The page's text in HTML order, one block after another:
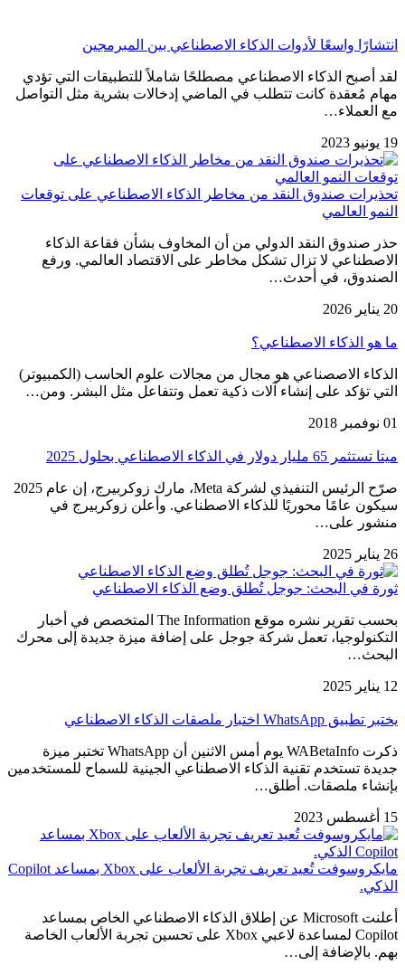
انتشارًا واسعًا ﻷدوات الذكاء الاصطناعي بين المبرمجين
لقد أصبح الذكاء الاصطناعي مصطلحًا شاملاً للتطبيقات التي تؤدي
مهام مُعقدة كانت تتطلب في الماضي إدخالات بشرية مثل التواصل
مع العملاء…
19 يونيو 2023
تحذيرات صندوق النقد من مخاطر الذكاء الاصطناعي على توقعات
النمو العالمي
حذر صندوق النقد الدولي من أن المخاوف بشأن فقاعة الذكاء
الاصطناعي لا تزال تشكل مخاطر على الاقتصاد العالمي. ورفع
الصندوق، في أحدث…
20 يناير 2026
ما هو الذكاء الاصطناعي؟
الذكاء الاصصناعي هو مجال من مجالات علوم الحاسب (الكمبيوتر)
التي تؤكد على إنشاء آلات ذكية تعمل وتتفاعل مثل البشر. ومن…
01 نوفمبر 2018
ميتا تستثمر 65 مليار دولار في الذكاء الاصطناعي بحلول 2025
صرّح الرئيس التنفيذي لشركة Meta، مارك زوكربيرج، إن عام 2025
سيكون عامًا محوريًا للذكاء الاصطناعي. وأعلن زوكربيرج في
منشور على…
26 يناير 2025
ثورة في البحث: جوجل تُطلق وضع الذكاء الاصطناعي
بحسب تقرير نشره موقع The Information المتخصص في أخبار
التكنولوجيا، تعمل شركة جوجل على إضافة ميزة جديدة إلى محرك
البحث…
12 يناير 2025
يختبر تطبيق WhatsApp اختبار ملصقات الذكاء الاصطناعي
ذكرت WABetaInfo يوم أمس الاثنين أن WhatsApp تختبر ميزة
جديدة تستخدم تقنية الذكاء الاصطناعي الجينية للسماح للمستخدمين
بإنشاء ملصقات. أطلق…
15 أغسطس 2023
مايكروسوفت تُعيد تعريف تجربة الألعاب على Xbox بمساعد Copilot
الذكي.
أعلنت Microsoft عن إطلاق الذكاء الاصطناعي الخاص بمساعد
Copilot لمساعدة لاعبي Xbox على تحسين تجربة الألعاب الخاصة
بهم. بالإضافة إلى…